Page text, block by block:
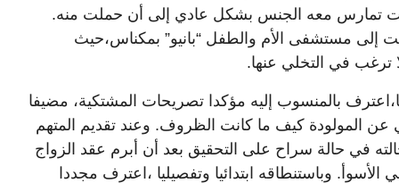
تمارس معه الجنس بشكل عادي إلى أن حملت منه.
إلى مستشفى الأم والطفل “بانيو” بمكناس،حيث
في التخلي عنها.
بالمنسوب إليه مؤكدا تصريحات المشتكية، مضيفا
عن المولودة كيف ما كانت الظروف. وعند تقديم المتهم
في حالة سراح على التحقيق بعد أن أبرم عقد الزواج
وباستنطاقه ابتدائيا وتفصيليا ،اعترف مجددا